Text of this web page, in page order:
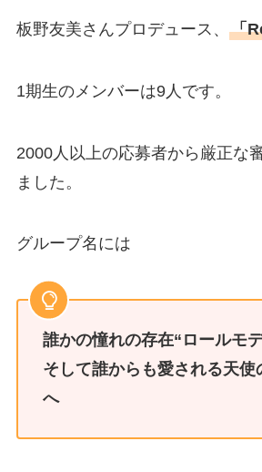
板野友美さんプロデュース、 「
1期生のメンバーは9人です。
2000人以上の応募者から厳正な
ました。
グループ名には
誰かの憧れの存在“ロールモデ
そして誰からも愛される天使
へ